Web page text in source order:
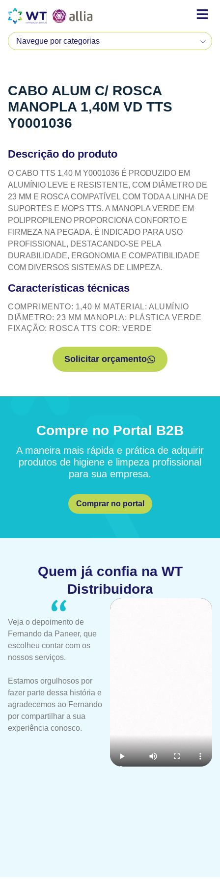
CABO ALUM C/ ROSCA
MANOPLA 1,40M VD TTS
Y0001036
Descrição do produto
O CABO TTS 1,40 M Y0001036 É PRODUZIDO EM
ALUMÍNIO LEVE E RESISTENTE, COM DIÂMETRO DE
23 MM E ROSCA COMPATÍVEL COM TODA A LINHA DE
SUPORTES E MOPS TTS. A MANOPLA VERDE EM
POLIPROPILENO PROPORCIONA CONFORTO E
FIRMEZA NA PEGADA. É INDICADO PARA USO
PROFISSIONAL, DESTACANDO-SE PELA
DURABILIDADE, ERGONOMIA E COMPATIBILIDADE
COM DIVERSOS SISTEMAS DE LIMPEZA.
Características técnicas
COMPRIMENTO: 1,40 M MATERIAL: ALUMÍNIO
DIÂMETRO: 23 MM MANOPLA: PLÁSTICA VERDE
FIXAÇÃO: ROSCA TTS COR: VERDE
Solicitar orçamento
Compre no Portal B2B
A maneira mais rápida e prática de adquirir
produtos de higiene e limpeza profissional
para sua empresa.
Comprar no portal
Quem já confia na WT
Distribuidora
Veja o depoimento de
Fernando da Paneer, que
escolheu contar com os
nossos serviços.
Estamos orgulhosos por
fazer parte dessa história e
agradecemos ao Fernando
por compartilhar a sua
experiência conosco.